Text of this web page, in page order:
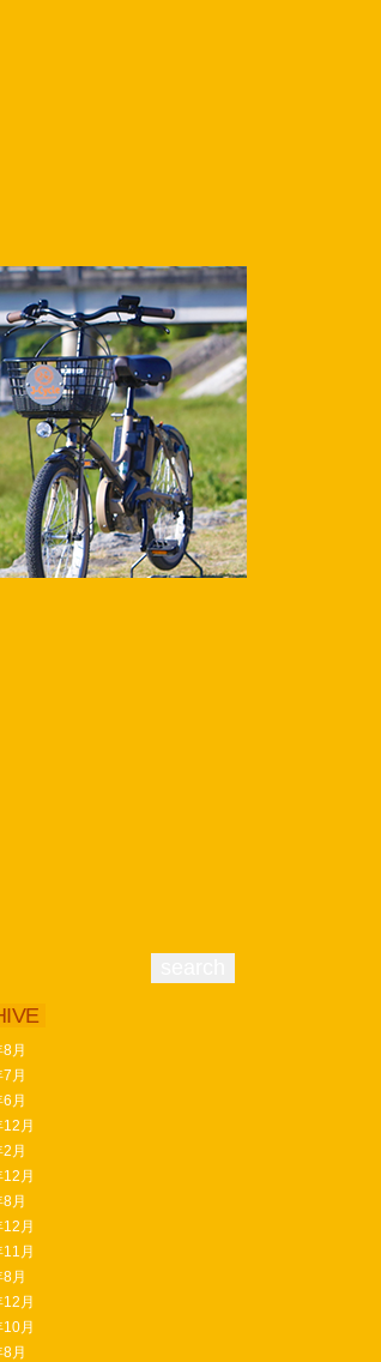
月
月
月
月
月
月
月
月
月
月
月
月
月